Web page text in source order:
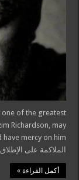
of the greatest
Richardson, may
الملاكمة على
أكمل القراءة »